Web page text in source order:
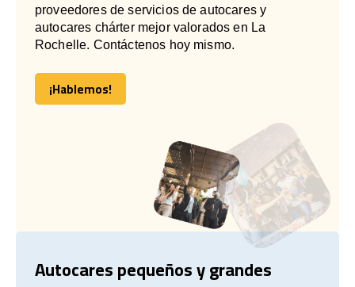
proveedores de servicios de autocares y
autocares chárter mejor valorados en La
Rochelle. Contáctenos hoy mismo.
¡Hablemos!
¡Hablemos!
Autocares pequeños y grandes